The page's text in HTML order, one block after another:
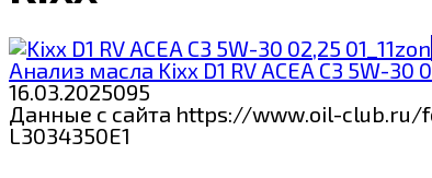
Анализ масла Kixx D1 RV ACEA C3 5W-30
16.03.2025095
Данные с сайта https://www.oil-
L3034350E1